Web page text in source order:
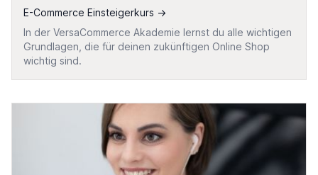
E-Commerce Einsteigerkurs →
In der VersaCommerce Akademie lernst du alle wichtigen
Grundlagen, die für deinen zukünftigen Online Shop
wichtig sind.